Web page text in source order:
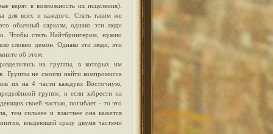
верят в возможность их исцеления).
для всех и каждого. Стать таким же
обычный сарказм, однако эти люди
Чтобы стать Найтбрингером, нужно
словно демон. Однако эти люди, эти
об этом.
на группы, в которых им
Группы не смогли найти компромисса
их на 4 части каждую: Восточную,
группе, и если забрести на
своей частью, погибает - то это
тем сильнее и властнее она кажется
владеющий сразу двумя частями